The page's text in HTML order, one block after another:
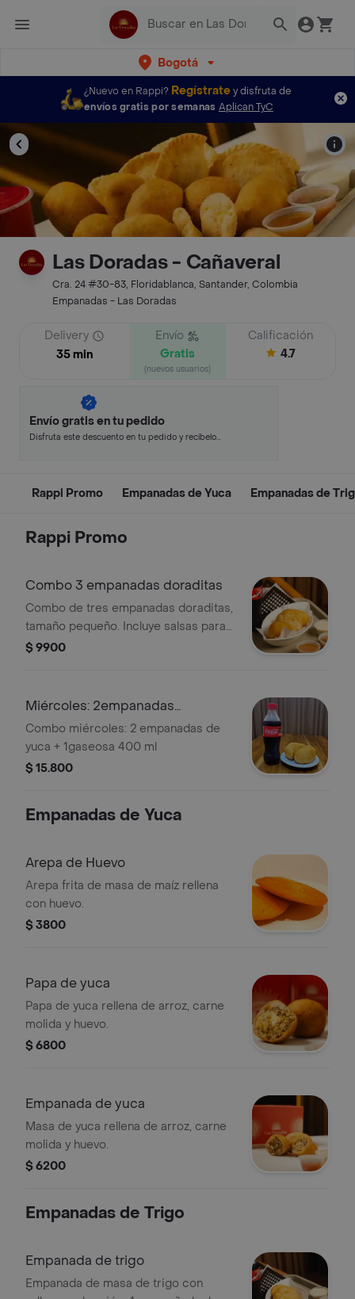
Bogotá
¿Nuevo en Rappi? Regístratey disfruta de
envíos gratis por semanas Aplican TyC
Las Doradas - Cañaveral
Cra. 24 #30-83, Floridablanca, Santander, Colombia
Empanadas - Las Doradas
Delivery
35 min
Envío
Gratis
(nuevos usuarios)
Calificación
4.7
Envío gratis en tu pedido
Disfruta este descuento en tu pedido y recíbelo
Rappi Promo Empanadas de Yuca Empanadas de
Rappi Promo
Combo 3 empanadas doraditas
Combo de tres empanadas doraditas,
tamaño pequeño. Incluye salsas para
acompañar.
$ 9900
Miércoles: 2empanadas
yuca+gaseosa 400ml
Combo miércoles: 2 empanadas de
yuca + 1gaseosa 400 ml
$ 15.800
Empanadas de Yuca
Arepa de Huevo
Arepa frita de masa de maíz rellena
con huevo.
$ 3800
Papa de yuca
Papa de yuca rellena de arroz, carne
molida y huevo.
$ 6800
Empanada de yuca
Masa de yuca rellena de arroz, carne
molida y huevo.
$ 6200
Empanadas de Trigo
Empanada de trigo
Empanada de masa de trigo con